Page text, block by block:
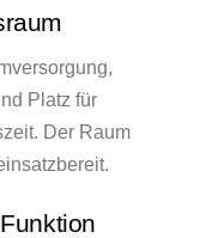
Platz für
Der Raum